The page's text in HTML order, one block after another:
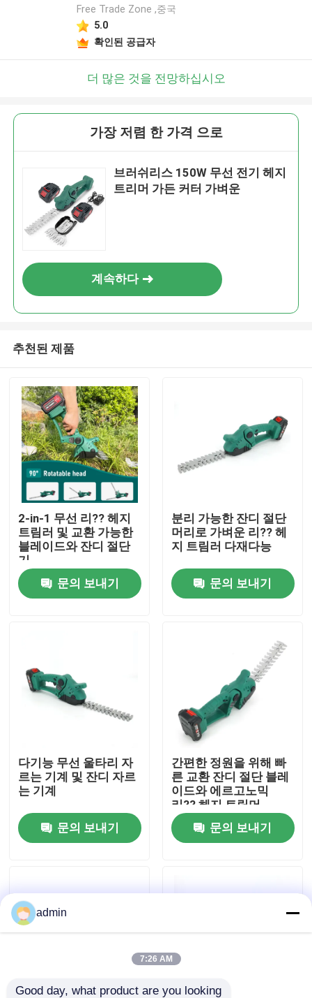
곧 다시 연락 드리겠습니다!
집
비디오
공장 표시
저희와 연락
휘발유 동력톱
전기 동력톱
Free Trade Zone ,중국
5.0
확인된 공급자
더 많은 것을 전망하십시오
가장 저렴 한 가격 으로
브러쉬리스 150W 무선 전기 헤지
트리머 가든 커터 가벼운
계속하다
추천된 제품
2-in-1 무선 리?? 헤지
트림러 및 교환 가능한
블레이드와 잔디 절단
기
문의 보내기
분리 가능한 잔디 절단
머리로 가벼운 리?? 헤
지 트림러 다재다능
문의 보내기
다기능 무선 울타리 자
르는 기계 및 잔디 자르
는 기계
문의 보내기
간편한 정원을 위해 빠
른 교환 잔디 절단 블레
이드와 에르고노믹
리?? 헤지 트림머
문의 보내기
admin
7:26 AM
Good day, what product are you looking